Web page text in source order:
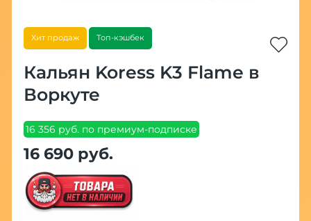
Хит продаж Топ-кэшбек
Кальян Koress K3 Flame в
Воркуте
16 356 руб. по премиум-подписке
16 690 руб.